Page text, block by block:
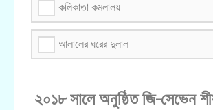
কলিকাতা কমলালয়
আলালের ঘরের দুলাল
২০১৮ সালে অনুষ্ঠিত জি-সেভেন